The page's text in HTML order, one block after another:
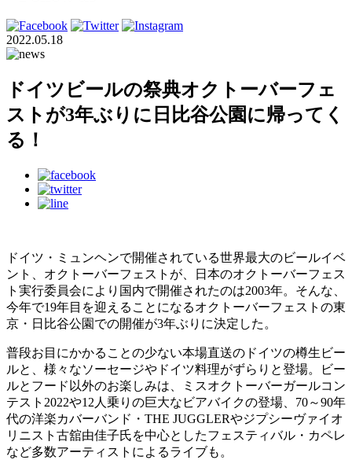
2022.05.18
ドイツビールの祭典オクトーバーフェ
ストが3年ぶりに日比谷公園に帰ってく
る！
ドイツ・ミュンヘンで開催されている世界最大のビールイベ
ント、オクトーバーフェストが、日本のオクトーバーフェス
ト実行委員会により国内で開催されたのは2003年。そんな、
今年で19年目を迎えることになるオクトーバーフェストの東
京・日比谷公園での開催が3年ぶりに決定した。
普段お目にかかることの少ない本場直送のドイツの樽生ビー
ルと、様々なソーセージやドイツ料理がずらりと登場。ビー
ルとフード以外のお楽しみは、ミスオクトーバーガールコン
テスト2022や12人乗りの巨大なビアバイクの登場、70～90年
代の洋楽カバーバンド・THE JUGGLERやジプシーヴァイオ
リニスト古舘由佳子氏を中心としたフェスティバル・カペレ
など多数アーティストによるライブも。